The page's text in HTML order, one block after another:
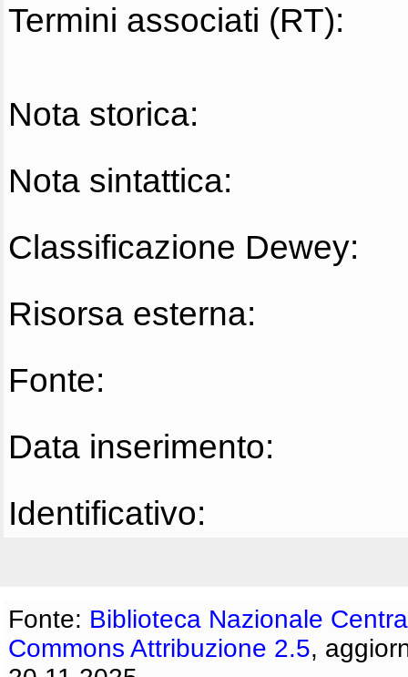
Termini associati (RT):
Nota storica:
Nota sintattica:
Classificazione Dewey:
Risorsa esterna:
Fonte:
Data inserimento:
Identificativo:
Fonte: Biblioteca Nazionale
Commons Attribuzione 2.5,